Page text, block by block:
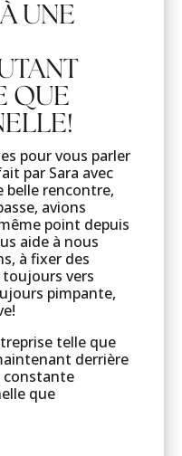
UNE
QUE
pour vous parler
par Sara avec
belle rencontre,
avions
point depuis
aide à nous
à fixer des
vers
pimpante,
telle que
derrière
constante
que